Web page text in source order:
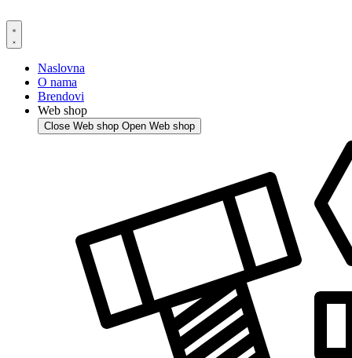
to
content
Naslovna
O nama
Brendovi
Web shop
Close Web shop Open Web shop